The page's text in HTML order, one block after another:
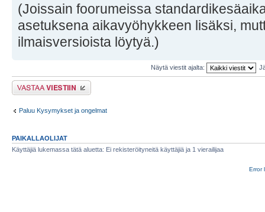
(Joissain foorumeissa
asetuksena aikavyöhykkeen lisäksi,
ilmaisversioista löytyä.)
Näytä viestit ajalta:
Lähetä vastaus
Paluu Kysymykset ja ongelmat
PAIKALLAOLIJAT
Käyttäjiä lukemassa tätä aluetta: Ei rekisteröityneitä käyttäjiä ja 1 vierailijaa
Error